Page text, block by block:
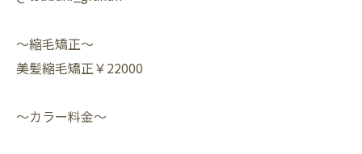
～縮毛矯正～
美髪縮毛矯正￥22000
～カラー料金～⁡